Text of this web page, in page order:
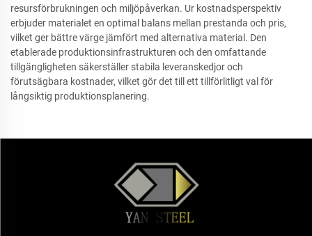
resursförbrukningen och miljöpåverkan. Ur kostnadsperspektiv
erbjuder materialet en optimal balans mellan prestanda och pris,
vilket ger bättre värge jämfört med alternativa material. Den
etablerade produktionsinfrastrukturen och den omfattande
tillgängligheten säkerställer stabila leveranskedjor och
förutsägbara kostnader, vilket gör det till ett tillförlitligt val för
långsiktig produktionsplanering.